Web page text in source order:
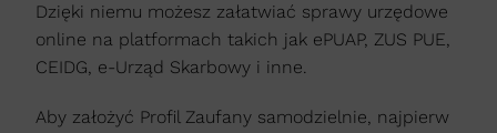
Dzięki niemu możesz załatwiać sprawy urzędowe
online na platformach takich jak ePUAP, ZUS PUE,
CEIDG, e-Urząd Skarbowy i inne.
Aby założyć Profil Zaufany samodzielnie, najpierw